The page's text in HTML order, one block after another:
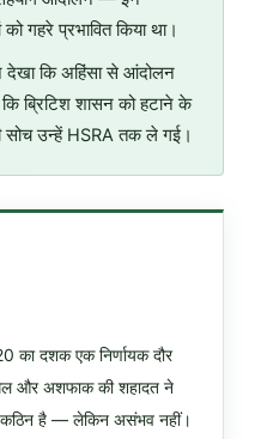
गहरे प्रभावित किया था।
देखा कि अहिंसा से आंदोलन
ब्रिटिश शासन को हटाने के
सोच उन्हें HSRA तक ले गई।
का दशक एक निर्णायक दौर
और अशफाक की शहादत ने
कठिन है — लेकिन असंभव नहीं।